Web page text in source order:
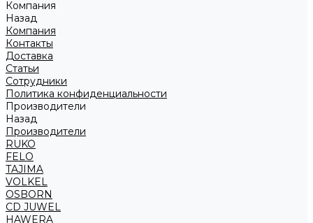
Компания
Назад
Компания
Контакты
Доставка
Статьи
Сотрудники
Политика конфиденциальности
Производители
Назад
Производители
RUKO
FELO
TAJIMA
VOLKEL
OSBORN
CD JUWEL
HAWERA